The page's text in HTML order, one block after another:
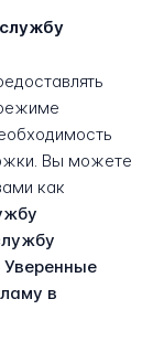
Вы можете
как
Уверенные
в